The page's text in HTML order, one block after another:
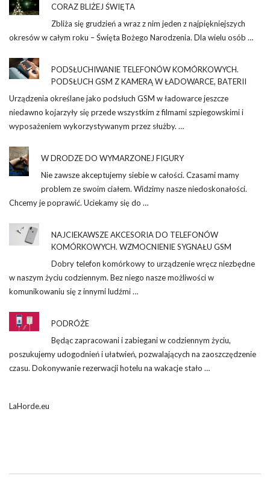
CORAZ BLIŻEJ ŚWIĘTA
Zbliża się grudzień a wraz z nim jeden z najpiękniejszych
okresów w całym roku – Święta Bożego Narodzenia. Dla wielu osób …
PODSŁUCHIWANIE TELEFONÓW KOMÓRKOWYCH.
PODSŁUCH GSM Z KAMERĄ W ŁADOWARCE, BATERII
Urządzenia określane jako podsłuch GSM w ładowarce jeszcze
niedawno kojarzyły się przede wszystkim z filmami szpiegowskimi i
wyposażeniem wykorzystywanym przez służby. …
W DRODZE DO WYMARZONEJ FIGURY
Nie zawsze akceptujemy siebie w całości. Czasami mamy
problem ze swoim ciałem. Widzimy nasze niedoskonałości.
Chcemy je poprawić. Uciekamy się do …
NAJCIEKAWSZE AKCESORIA DO TELEFONÓW
KOMÓRKOWYCH. WZMOCNIENIE SYGNAŁU GSM
Dobry telefon komórkowy to urządzenie wręcz niezbędne
w naszym życiu codziennym. Bez niego nasze możliwości w
komunikowaniu się z innymi ludźmi …
PODRÓŻE
Będąc zapracowani i zabiegani w codziennym życiu,
poszukujemy udogodnień i ułatwień, pozwalających na zaoszczędzenie
czasu. Dokonywanie rezerwacji hotelu na wakacje stało …
LaHorde.eu